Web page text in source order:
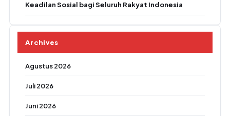
Keadilan Sosial bagi Seluruh Rakyat Indonesia
Archives
Agustus 2026
Juli 2026
Juni 2026